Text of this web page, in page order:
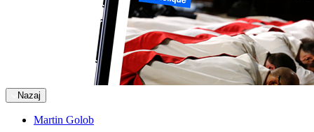
Nazaj
Martin Golob